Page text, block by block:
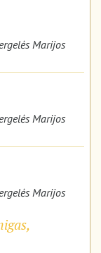
Marijos
Marijos
Marijos